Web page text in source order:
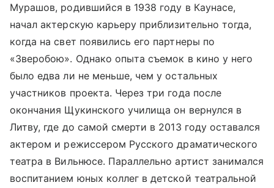
Мурашов, родившийся в 1938 году в Каунасе,
начал актерскую карьеру приблизительно тогда,
когда на свет появились его партнеры по
«Зверобою». Однако опыта съемок в кино у него
было едва ли не меньше, чем у остальных
участников проекта. Через три года после
окончания Щукинского училища он вернулся в
Литву, где до самой смерти в 2013 году оставался
актером и режиссером Русского драматического
театра в Вильнюсе. Параллельно артист занимался
воспитанием юных коллег в детской театральной